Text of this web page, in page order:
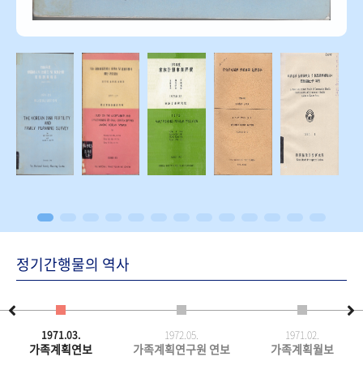
정기간행물의 역사
1971.03.
가족계획연보
1972.05.
가족계획연구원 연보
1971.02.
가족계획월보